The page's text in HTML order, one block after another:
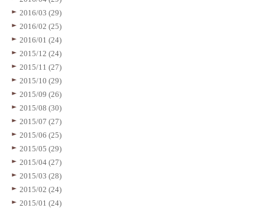
2016/03 (29)
2016/02 (25)
2016/01 (24)
2015/12 (24)
2015/11 (27)
2015/10 (29)
2015/09 (26)
2015/08 (30)
2015/07 (27)
2015/06 (25)
2015/05 (29)
2015/04 (27)
2015/03 (28)
2015/02 (24)
2015/01 (24)